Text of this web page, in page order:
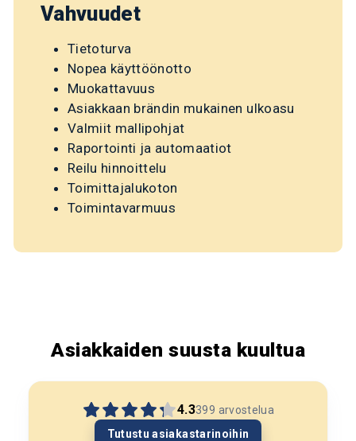
Vahvuudet
Tietoturva
Nopea käyttöönotto
Muokattavuus
Asiakkaan brändin mukainen ulkoasu
Valmiit mallipohjat
Raportointi ja automaatiot
Reilu hinnoittelu
Toimittajalukoton
Toimintavarmuus
Asiakkaiden suusta kuultua
4.3399 arvostelua
Tutustu asiakastarinoihin